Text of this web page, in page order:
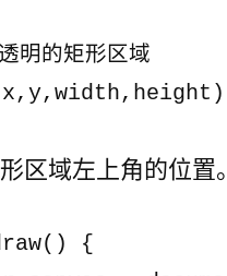
明的矩形区域
区域左上角的位置。
{